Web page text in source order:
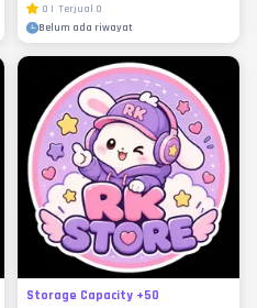
0 | Terjual 0
Belum ada riwayat
Storage Capacity +50